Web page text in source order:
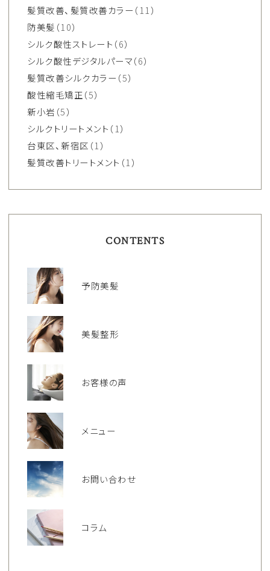
髪質改善、髪質改善カラー （11）
防美髪 （10）
シルク酸性ストレート （6）
シルク酸性デジタルパーマ（6）
髪質改善シルクカラー （5）
酸性縮毛矯正（5）
新小岩 （5）
シルクトリートメント （1）
台東区、新宿区 （1）
髪質改善トリートメント （1）
CONTENTS
予防美髪
美髪整形
お客様の声
メニュー
お問い合わせ
コラム